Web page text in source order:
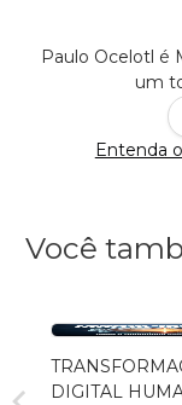
Paulo Ocelotl é
um
Entenda
Você
DIGITAL